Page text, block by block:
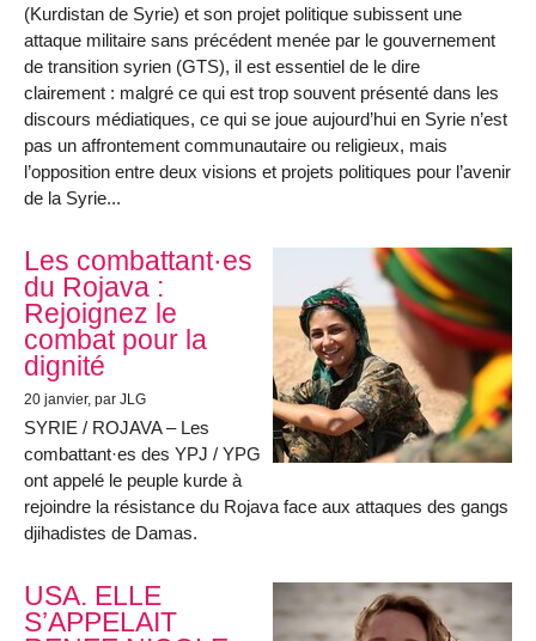
(Kurdistan de Syrie) et son projet politique subissent une
attaque militaire sans précédent menée par le gouvernement
de transition syrien (GTS), il est essentiel de le dire
clairement : malgré ce qui est trop souvent présenté dans les
discours médiatiques, ce qui se joue aujourd’hui en Syrie n’est
pas un affrontement communautaire ou religieux, mais
l’opposition entre deux visions et projets politiques pour l’avenir
de la Syrie...
Les combattant·es
du Rojava :
Rejoignez le
combat pour la
dignité
20 janvier, par JLG
SYRIE / ROJAVA – Les
combattant·es des YPJ / YPG
ont appelé le peuple kurde à
rejoindre la résistance du Rojava face aux attaques des gangs
djihadistes de Damas.
USA. ELLE
S’APPELAIT